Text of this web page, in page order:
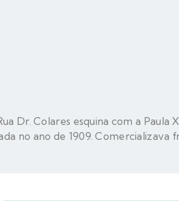
Dr. Colares esquina com a
no ano de 1909. Comercializava